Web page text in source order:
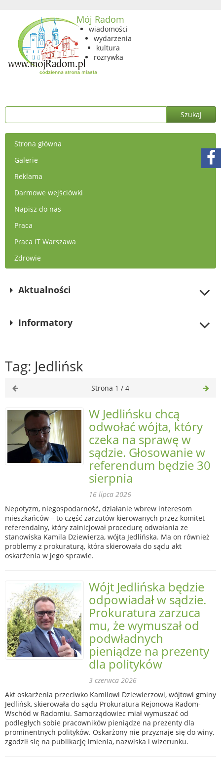
Mój Radom
wiadomości
wydarzenia
kultura
rozrywka
Strona główna
Galerie
Reklama
Darmowe wejściówki
Napisz do nas
Praca
Praca IT Warszawa
Zdrowie
Aktualności
Informatory
Tag: Jedlińsk
Strona 1 / 4
W Jedlińsku chcą
odwołać wójta, który
czeka na sprawę w
sądzie. Głosowanie w
referendum będzie 30
sierpnia
16 lipca 2026
Nepotyzm, niegospodarność, działanie wbrew interesom
mieszkańców – to część zarzutów kierowanych przez komitet
referendalny, który zainicjował procedurę odwołania ze
stanowiska Kamila Dziewierza, wójta Jedlińska. Ma on również
problemy z prokuraturą, która skierowała do sądu akt
oskarżenia w jego sprawie.
Wójt Jedlińska będzie
odpowiadał w sądzie.
Prokuratura zarzuca
mu, że wymuszał od
podwładnych
pieniądze na prezenty
dla polityków
3 czerwca 2026
Akt oskarżenia przeciwko Kamilowi Dziewierzowi, wójtowi gminy
Jedlińsk, skierowała do sądu Prokuratura Rejonowa Radom-
Wschód w Radomiu. Samorządowiec miał wymuszać od
podległych sobie pracowników pieniądze na prezenty dla
prominentnych polityków. Oskarżony nie przyznaje się do winy,
zgodził się na publikację imienia, nazwiska i wizerunku.